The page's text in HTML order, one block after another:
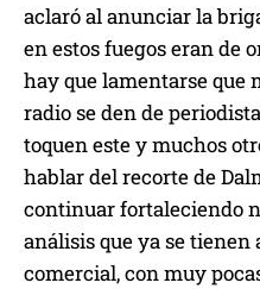
aclaró al anunciar la
en estos fuegos eran de
hay que lamentarse que
radio se den de
toquen este y muchos
hablar del recorte de
continuar fortaleciendo
análisis que ya se tienen
comercial, con muy